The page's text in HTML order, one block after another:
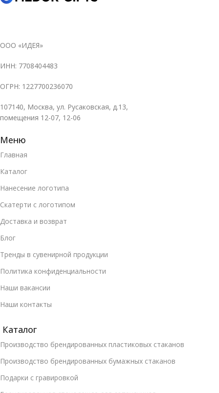
ООО «ИДЕЯ»
ИНН: 7708404483
ОГРН: 1227700236070
107140, Москва, ул. Русаковская, д.13,
помещения 12-07, 12-06
Меню
Главная
Каталог
Нанесение логотипа
Скатерти с логотипом
Доставка и возврат
Блог
Тренды в сувенирной продукции
Политика конфиденциальности
Наши вакансии
Наши контакты
Каталог
Производство брендированных пластиковых стаканов
Производство брендированных бумажных стаканов
Подарки с гравировкой